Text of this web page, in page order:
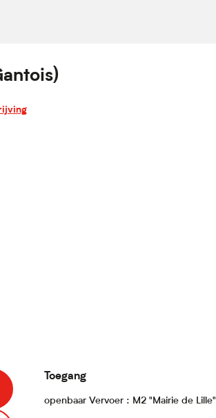
Toegang
Toegang
openbaar Vervoer : M2 "Mairie de Lille"